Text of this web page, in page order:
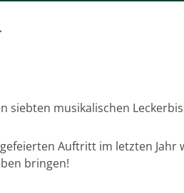
musikalischen
Auftritt im letzten
bringen!